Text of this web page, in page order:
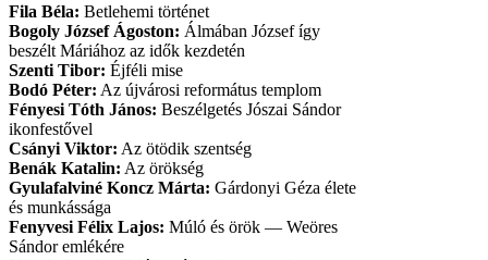
Fila Béla: Betlehemi történet
Bogoly József Ágoston: Álmában József így
beszélt Máriához az idők kezdetén
Szenti Tibor: Éjféli mise
Bodó Péter: Az újvárosi református templom
Fényesi Tóth János: Beszélgetés Jószai Sándor
ikonfestővel
Csányi Viktor: Az ötödik szentség
Benák Katalin: Az örökség
Gyulafalviné Koncz Márta: Gárdonyi Géza élete
és munkássága
Fenyvesi Félix Lajos: Múló és örök — Weöres
Sándor emlékére